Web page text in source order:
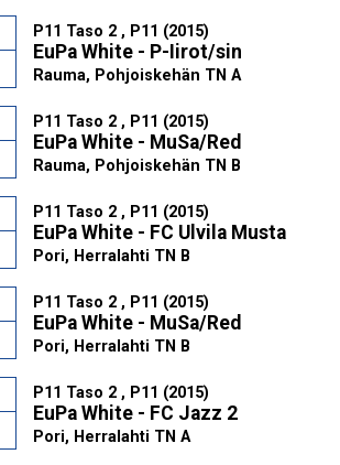
P11 Taso 2 , P11 (2015)
EuPa White - P-Iirot/sin
Rauma, Pohjoiskehän TN A
P11 Taso 2 , P11 (2015)
EuPa White - MuSa/Red
Rauma, Pohjoiskehän TN B
P11 Taso 2 , P11 (2015)
EuPa White - FC Ulvila Musta
Pori, Herralahti TN B
P11 Taso 2 , P11 (2015)
EuPa White - MuSa/Red
Pori, Herralahti TN B
P11 Taso 2 , P11 (2015)
EuPa White - FC Jazz 2
Pori, Herralahti TN A